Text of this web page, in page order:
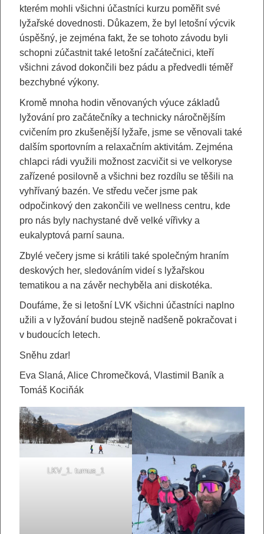
kterém mohli všichni účastníci kurzu poměřit své
lyžařské dovednosti. Důkazem, že byl letošní výcvik
úspěšný, je zejména fakt, že se tohoto závodu byli
schopni zúčastnit také letošní začátečnici, kteří
všichni závod dokončili bez pádu a předvedli téměř
bezchybné výkony.
Kromě mnoha hodin věnovaných výuce základů
lyžování pro začátečníky a technicky náročnějším
cvičením pro zkušenější lyžaře, jsme se věnovali také
dalším sportovním a relaxačním aktivitám. Zejména
chlapci rádi využili možnost zacvičit si ve velkoryse
zařízené posilovně a všichni bez rozdílu se těšili na
vyhřívaný bazén. Ve středu večer jsme pak
odpočinkový den zakončili ve wellness centru, kde
pro nás byly nachystané dvě velké vířivky a
eukalyptová parní sauna.
Zbylé večery jsme si krátili také společným hraním
deskových her, sledováním videí s lyžařskou
tematikou a na závěr nechyběla ani diskotéka.
Doufáme, že si letošní LVK všichni účastníci naplno
užili a v lyžování budou stejně nadšeně pokračovat i
v budoucích letech.
Sněhu zdar!
Eva Slaná, Alice Chromečková, Vlastimil Baník a
Tomáš Kociňák
LKV_1. turnus_1